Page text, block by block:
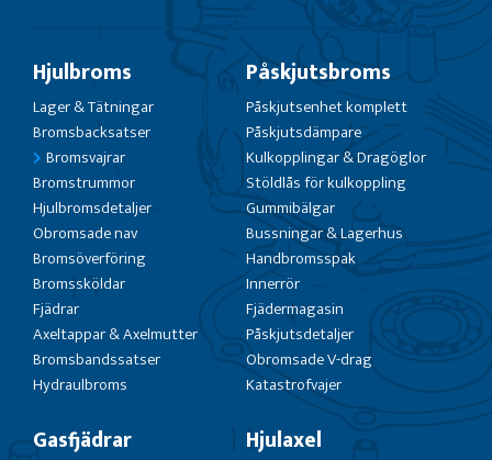
Hjulbroms
Lager & Tätningar
Bromsbacksatser
Bromsvajrar
Bromstrummor
Hjulbromsdetaljer
Obromsade nav
Bromsöverföring
Bromssköldar
Fjädrar
Axeltappar & Axelmutter
Bromsbandssatser
Hydraulbroms
Påskjutsbroms
Påskjutsenhet komplett
Påskjutsdämpare
Kulkopplingar & Dragöglor
Stöldlås för kulkoppling
Gummibälgar
Bussningar & Lagerhus
Handbromsspak
Innerrör
Fjädermagasin
Påskjutsdetaljer
Obromsade V-drag
Katastrofvajer
Gasfjädrar Hjulaxel